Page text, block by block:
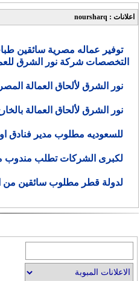
اعلانات : noursharq
توفير عماله مصرية سائقين
التخصصات شركة نور الشرق
نور الشرق لألحاق العمالة
نور الشرق لألحاق العمالة
للسعوديه مطلوب مدير فنادق
لكبرى الشركات تطلب مندوب
لدولة قطر مطلوب سائقين من